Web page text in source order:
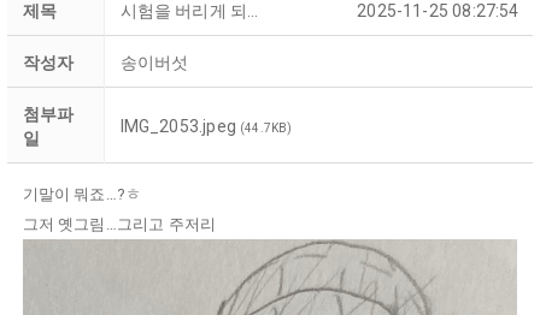
제목 시험을 버리게 되… 2025-11-25 08:27:54
작성자 송이버섯
첨부파
일
IMG_2053.jpeg (44.7KB)
기말이 뭐죠…?ㅎ
그저 옛그림…그리고 주저리